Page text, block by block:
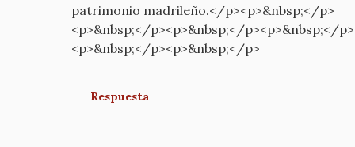
patrimonio madrileño.</p><p>&nbsp;</p>
<p>&nbsp;</p><p>&nbsp;</p><p>&nbsp;</p>
<p>&nbsp;</p><p>&nbsp;</p>
Respuesta